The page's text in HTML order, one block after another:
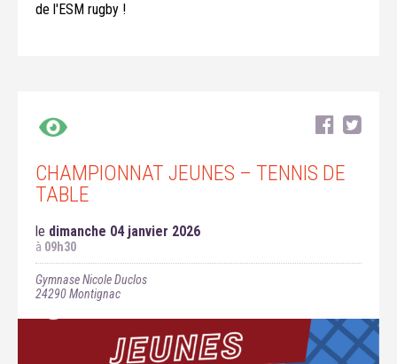
de l'ESM rugby !
CHAMPIONNAT JEUNES – TENNIS DE
TABLE
le dimanche 04 janvier 2026
à 09h30
Gymnase Nicole Duclos
24290Montignac